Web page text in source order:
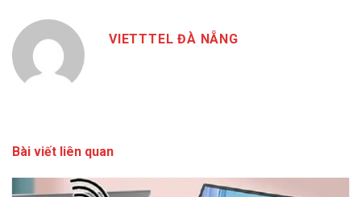
VIETTTEL ĐÀ NẴNG
Bài viết liên quan